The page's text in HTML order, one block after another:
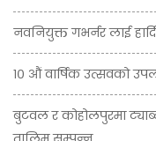
नवनियुक्त गभर्नर लाई
१० औं वार्षिक उत्सवको
बुटवल र कोहोलपुरमा